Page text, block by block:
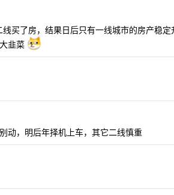
买了房，结果日后只有一线城市的房产稳
韭菜
动，明后年择机上车，其它二线慎重